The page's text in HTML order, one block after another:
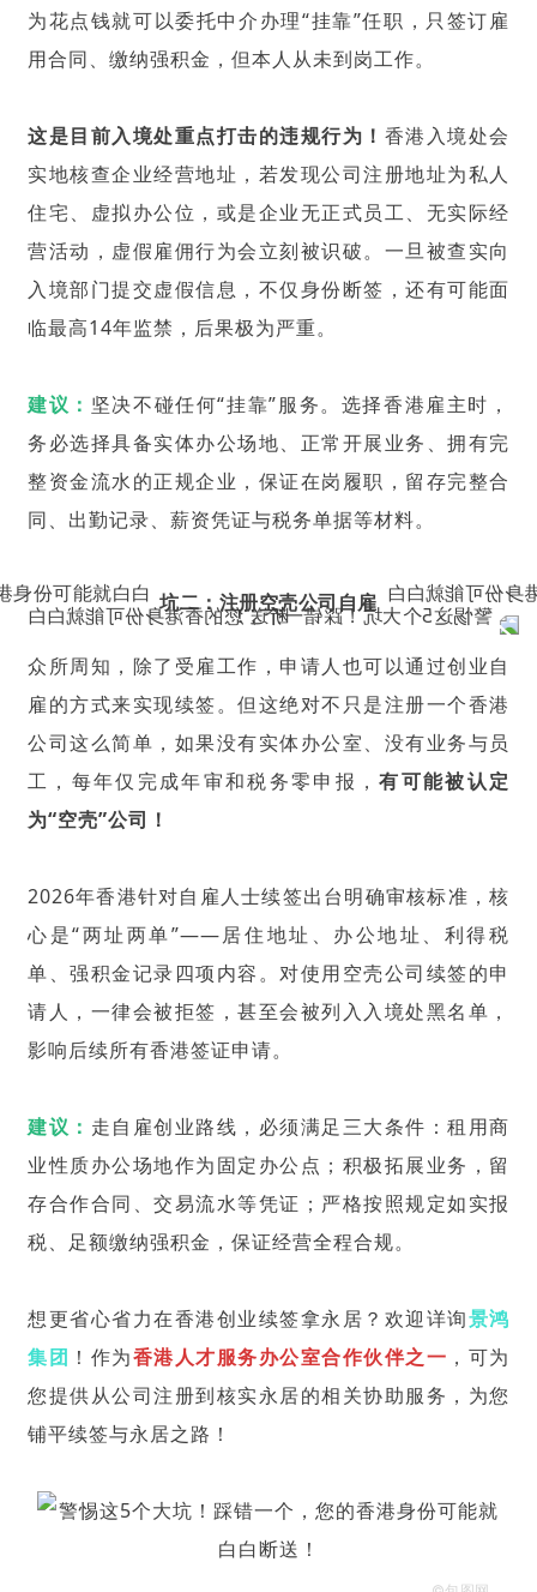
为花点钱就可以委托中介办理“挂靠”任职，只签订雇
用合同、缴纳强积金，但本人从未到岗工作。
这是目前入境处重点打击的违规行为！ 香港入境处会
实地核查企业经营地址，若发现公司注册地址为私人
住宅、虚拟办公位，或是企业无正式员工、无实际经
营活动，虚假雇佣行为会立刻被识破。一旦被查实向
入境部门提交虚假信息，不仅身份断签，还有可能面
临最高14年监禁，后果极为严重。
建议： 坚决不碰任何“挂靠”服务。选择香港雇主时，
务必选择具备实体办公场地、正常开展业务、拥有完
整资金流水的正规企业，保证在岗履职，留存完整合
同、出勤记录、薪资凭证与税务单据等材料。
坑二：注册空壳公司自雇
众所周知，除了受雇工作，申请人也可以通过创业自
雇的方式来实现续签。但这绝对不只是注册一个香港
公司这么简单，如果没有实体办公室、没有业务与员
工，每年仅完成年审和税务零申报，有可能被认定
为“空壳”公司！
2026年香港针对自雇人士续签出台明确审核标准，核
心是“两址两单”——居住地址、办公地址、利得税
单、强积金记录四项内容。对使用空壳公司续签的申
请人，一律会被拒签，甚至会被列入入境处黑名单，
影响后续所有香港签证申请。
建议： 走自雇创业路线，必须满足三大条件：租用商
业性质办公场地作为固定办公点；积极拓展业务，留
存合作合同、交易流水等凭证；严格按照规定如实报
税、足额缴纳强积金，保证经营全程合规。
想更省心省力在香港创业续签拿永居？欢迎详询景鸿
集团 ！作为香港人才服务办公室合作伙伴之一 ，可为
您提供从公司注册到核实永居的相关协助服务，为您
铺平续签与永居之路！